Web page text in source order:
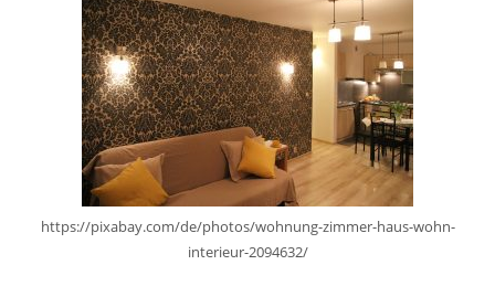
https://pixabay.com/de/photos/wohnung-zimmer-haus-wohn-
interieur-2094632/